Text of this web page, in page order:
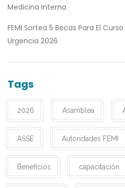
Medicina Interna
FEMI Sortea 5 Becas Para El
Urgencia 2026
Tags
2026 Asamblea
ASSE Autoridades FEMI
Beneficios capacitación